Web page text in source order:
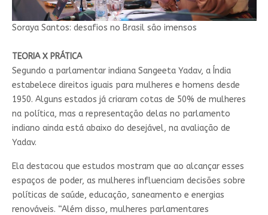
Soraya Santos: desafios no Brasil são imensos
TEORIA X PRÁTICA
Segundo a parlamentar indiana Sangeeta Yadav, a Índia
estabelece direitos iguais para mulheres e homens desde
1950. Alguns estados já criaram cotas de 50% de mulheres
na política, mas a representação delas no parlamento
indiano ainda está abaixo do desejável, na avaliação de
Yadav.
Ela destacou que estudos mostram que ao alcançar esses
espaços de poder, as mulheres influenciam decisões sobre
políticas de saúde, educação, saneamento e energias
renováveis. “Além disso, mulheres parlamentares